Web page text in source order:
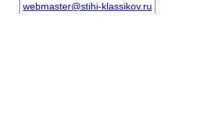
webmaster@stihi-klassikov.ru